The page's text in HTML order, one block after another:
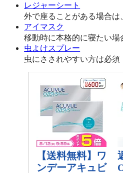
レジャーシート
外で座ることがある場合は
アイマスク
移動時に本格的に寝たい場
虫よけスプレー
虫にさされやすい方は必須